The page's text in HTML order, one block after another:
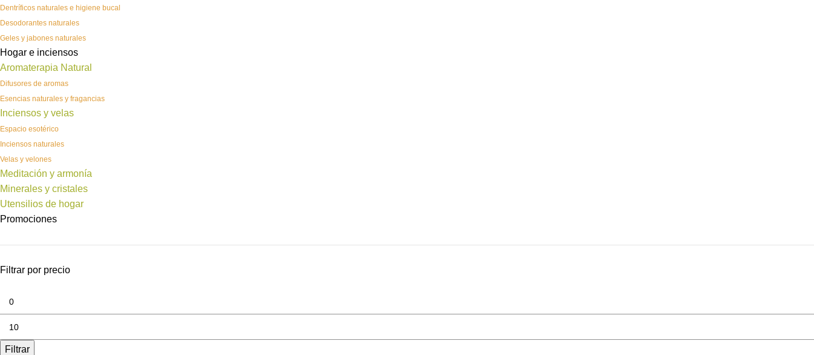
Dentríficos naturales e higiene bucal
Desodorantes naturales
Geles y jabones naturales
Hogar e inciensos
Aromaterapia Natural
Difusores de aromas
Esencias naturales y fragancias
Inciensos y velas
Espacio esotérico
Inciensos naturales
Velas y velones
Meditación y armonía
Minerales y cristales
Utensilios de hogar
Promociones
Filtrar por precio
Filtrar